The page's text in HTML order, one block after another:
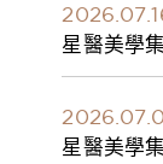
星醫美學
入劑」台
星醫美學